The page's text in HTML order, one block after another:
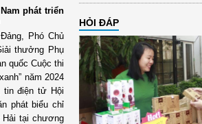
phát triển
Phó Chủ
thưởng Phụ
quốc Cuộc thi
năm 2024
tin điện tử Hội
phát biểu chỉ
Hải tại chương
HỎI ĐÁP